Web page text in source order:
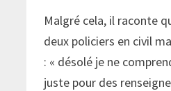
Malgré cela, il raconte
deux policiers en civil
: « désolé je ne
juste pour des